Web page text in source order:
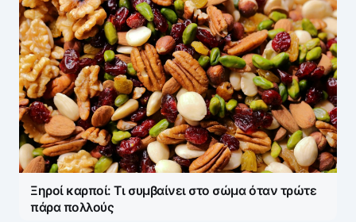
ΠΡΟΣΤΑΣΊΑ AI
Η ηλ. διεύθυνση σας δεν δημοσιεύεται. Τα
υποχρεωτικά πεδία σημειώνονται με*
Message*
Ξηροί καρποί: Τι συμβαίνει στο σώμα όταν τρώτε
πάρα πολλούς